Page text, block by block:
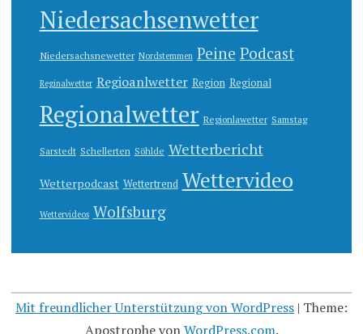
Niedersachsenwetter
Niedersachsnewetter Nordstemmen Peine Podcast
Reginalwetter Regioanlwetter Region Regional
Regionalwetter Regionlawetter Samstag
Sarstedt Schellerten Söhlde Wetterbericht
Wetterpodcast Wettertrend Wettervideo
Wettervideos Wolfsburg
Mit freundlicher Unterstützung von WordPress | Theme:
Apostrophe von WordPress.com.